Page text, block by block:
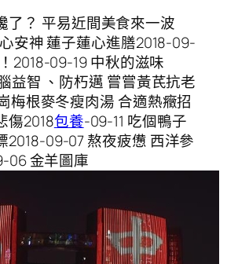
了？ 平易近間美食來一波
安神 蓮子蓮心進膳2018-09-
2018-09-19 中秋的滋味
益智 、防朽邁 嘗嘗黃芪抗老
梅根麥冬瘦肉湯 合適熱癥招
傷2018包養-09-11 吃個鴨子
2018-09-07 熬夜疲憊 西洋參
06 金羊圖庫